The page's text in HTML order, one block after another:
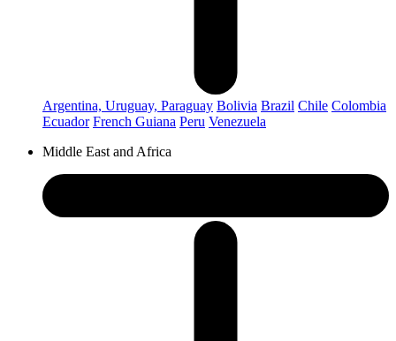
Argentina, Uruguay, Paraguay Bolivia Brazil Chile Colombia
Ecuador French Guiana Peru Venezuela
Middle East and Africa